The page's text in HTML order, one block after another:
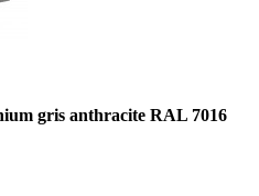
gris anthracite RAL 7016